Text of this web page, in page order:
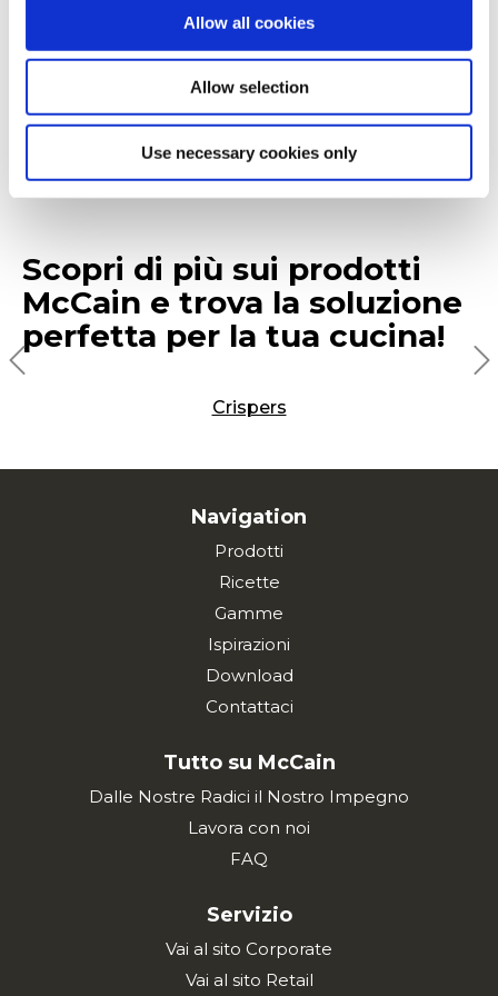
Allow all cookies
Allow selection
Use necessary cookies only
Clicca il pulsante qui sotto per ordinarle
direttamente dall’e-commerce del nostro
ORDINA ORA
Scopri di più sui prodotti
McCain e trova la soluzione
perfetta per la tua cucina!
Crispers
Navigation
Prodotti
Ricette
Gamme
Ispirazioni
Download
Contattaci
Tutto su McCain
Dalle Nostre Radici il Nostro Impegno
Lavora con noi
FAQ
Servizio
Vai al sito Corporate
Vai al sito Retail